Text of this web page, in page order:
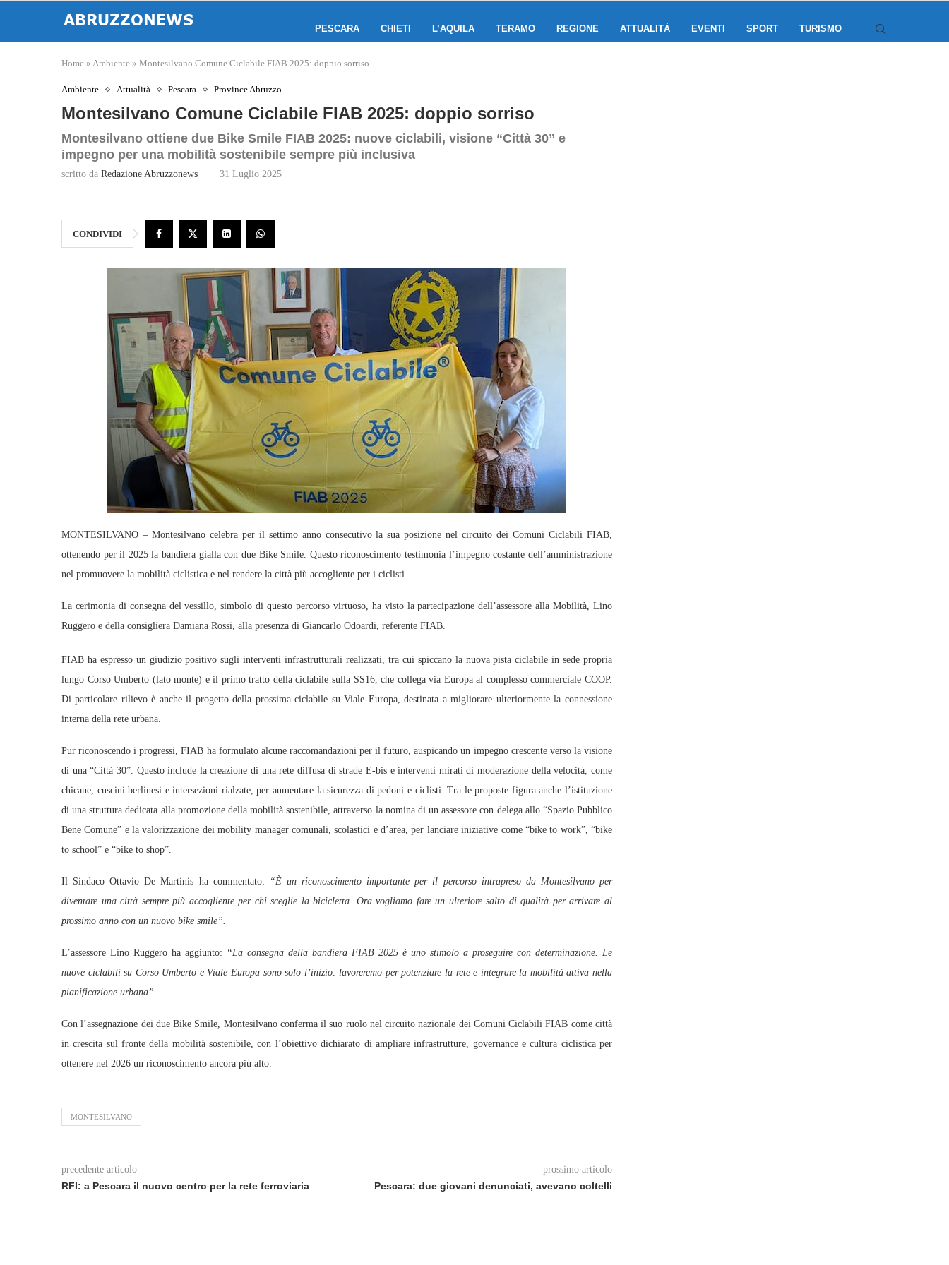
PESCARA CHIETI L’AQUILA TERAMO REGIONE ATTUALITÀ EVENTI SPORT TURISMO
Home » Ambiente » Montesilvano Comune Ciclabile FIAB 2025: doppio sorriso
Ambiente Attualità Pescara Province Abruzzo
Montesilvano Comune Ciclabile FIAB 2025: doppio sorriso
Montesilvano ottiene due Bike Smile FIAB 2025: nuove ciclabili, visione “Città 30” e
impegno per una mobilità sostenibile sempre più inclusiva
scritto da Redazione Abruzzonews 31 Luglio 2025
CONDIVIDI
MONTESILVANO – Montesilvano celebra per il settimo anno consecutivo la sua posizione nel circuito dei Comuni Ciclabili FIAB,
ottenendo per il 2025 la bandiera gialla con due Bike Smile. Questo riconoscimento testimonia l’impegno costante dell’amministrazione
nel promuovere la mobilità ciclistica e nel rendere la città più accogliente per i ciclisti.
La cerimonia di consegna del vessillo, simbolo di questo percorso virtuoso, ha visto la partecipazione dell’assessore alla Mobilità, Lino
Ruggero e della consigliera Damiana Rossi, alla presenza di Giancarlo Odoardi, referente FIAB.
FIAB ha espresso un giudizio positivo sugli interventi infrastrutturali realizzati, tra cui spiccano la nuova pista ciclabile in sede propria
lungo Corso Umberto (lato monte) e il primo tratto della ciclabile sulla SS16, che collega via Europa al complesso commerciale COOP.
Di particolare rilievo è anche il progetto della prossima ciclabile su Viale Europa, destinata a migliorare ulteriormente la connessione
interna della rete urbana.
Pur riconoscendo i progressi, FIAB ha formulato alcune raccomandazioni per il futuro, auspicando un impegno crescente verso la visione
di una “Città 30”. Questo include la creazione di una rete diffusa di strade E-bis e interventi mirati di moderazione della velocità, come
chicane, cuscini berlinesi e intersezioni rialzate, per aumentare la sicurezza di pedoni e ciclisti. Tra le proposte figura anche l’istituzione
di una struttura dedicata alla promozione della mobilità sostenibile, attraverso la nomina di un assessore con delega allo “Spazio Pubblico
Bene Comune” e la valorizzazione dei mobility manager comunali, scolastici e d’area, per lanciare iniziative come “bike to work”, “bike
to school” e “bike to shop”.
Il Sindaco Ottavio De Martinis ha commentato:
“È un riconoscimento importante per il percorso intrapreso da Montesilvano per
diventare una città sempre più accogliente per chi sceglie la bicicletta. Ora vogliamo fare un ulteriore salto di qualità per arrivare al
prossimo anno con un nuovo bike smile”.
L’assessore Lino Ruggero ha aggiunto: “La consegna della bandiera FIAB 2025 è uno stimolo a proseguire con determinazione. Le
nuove ciclabili su Corso Umberto e Viale Europa sono solo l’inizio: lavoreremo per potenziare la rete e integrare la mobilità attiva nella
pianificazione urbana”.
Con l’assegnazione dei due Bike Smile, Montesilvano conferma il suo ruolo nel circuito nazionale dei Comuni Ciclabili FIAB come città
in crescita sul fronte della mobilità sostenibile, con l’obiettivo dichiarato di ampliare infrastrutture, governance e cultura ciclistica per
ottenere nel 2026 un riconoscimento ancora più alto.
MONTESILVANO
precedente articolo
RFI: a Pescara il nuovo centro per la rete ferroviaria
prossimo articolo
Pescara: due giovani denunciati, avevano coltelli